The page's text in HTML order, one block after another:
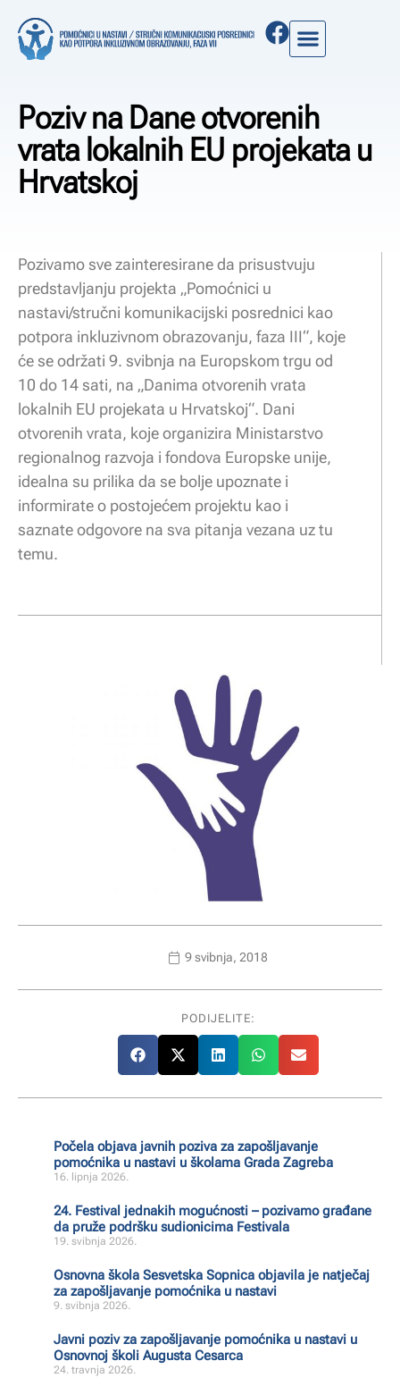
Poziv na Dane otvorenih
vrata lokalnih EU projekata u
Hrvatskoj
Pozivamo sve zainteresirane da prisustvuju
predstavljanju projekta „Pomoćnici u
nastavi/stručni komunikacijski posrednici kao
potpora inkluzivnom obrazovanju, faza III“, koje
će se održati 9. svibnja na Europskom trgu od
10 do 14 sati, na „Danima otvorenih vrata
lokalnih EU projekata u Hrvatskoj“. Dani
otvorenih vrata, koje organizira Ministarstvo
regionalnog razvoja i fondova Europske unije,
idealna su prilika da se bolje upoznate i
informirate o postojećem projektu kao i
saznate odgovore na sva pitanja vezana uz tu
temu.
9 svibnja, 2018
PODIJELITE:
Počela objava javnih poziva za zapošljavanje
pomoćnika u nastavi u školama Grada Zagreba
16. lipnja 2026.
24. Festival jednakih mogućnosti – pozivamo građane
da pruže podršku sudionicima Festivala
19. svibnja 2026.
Osnovna škola Sesvetska Sopnica objavila je natječaj
za zapošljavanje pomoćnika u nastavi
9. svibnja 2026.
Javni poziv za zapošljavanje pomoćnika u nastavi u
Osnovnoj školi Augusta Cesarca
24. travnja 2026.